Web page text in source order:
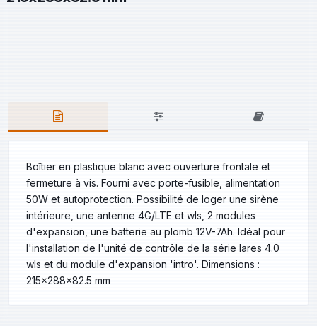
Boîtier en plastique blanc avec ouverture frontale et
fermeture à vis. Fourni avec porte-fusible, alimentation
50W et autoprotection. Possibilité de loger une sirène
intérieure, une antenne 4G/LTE et wls, 2 modules
d'expansion, une batterie au plomb 12V-7Ah. Idéal pour
l'installation de l'unité de contrôle de la série lares 4.0
wls et du module d'expansion 'intro'. Dimensions :
215x288x82.5 mm